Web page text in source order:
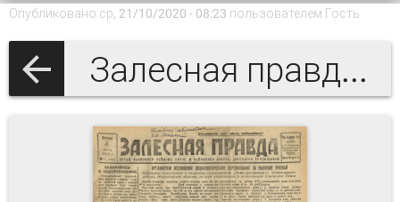
Опубликовано ср, 21/10/2020 - 08:23 пользователем Гость
Залесная правда 1942